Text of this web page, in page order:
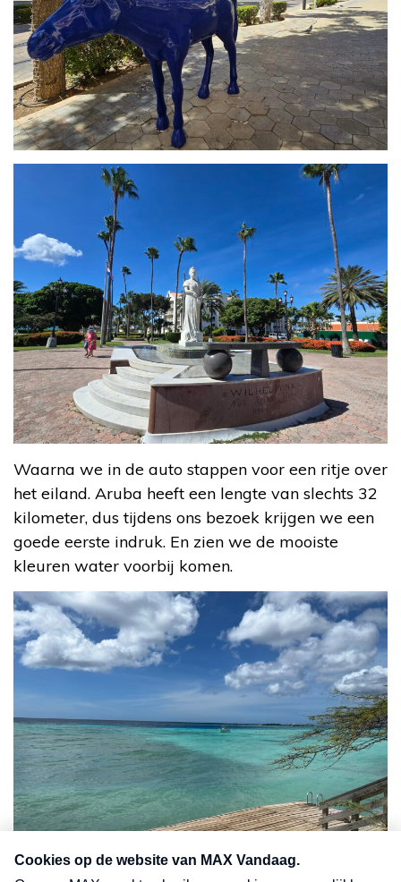
Waarna we in de auto stappen voor een ritje over
het eiland. Aruba heeft een lengte van slechts 32
kilometer, dus tijdens ons bezoek krijgen we een
goede eerste indruk. En zien we de mooiste
kleuren water voorbij komen.